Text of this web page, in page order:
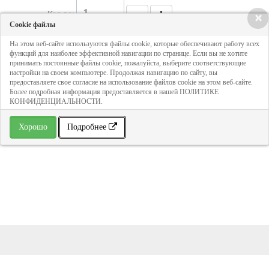
Кол-во:
184 руб
ДОБАВИТЬ В КОРЗИНУ
» В избранное
×
Cookie файлы
На этом веб-сайте используются файлы cookie, которые обеспечивают работу всех
функций для наиболее эффективной навигации по странице. Если вы не хотите
принимать постоянные файлы cookie, пожалуйста, выберите соответствующие
настройки на своем компьютере. Продолжая навигацию по сайту, вы
предоставляете свое согласие на использование файлов cookie на этом веб-сайте.
Более подробная информация предоставляется в нашей ПОЛИТИКЕ
КОНФИДЕНЦИАЛЬНОСТИ.
Хорошо Подробнее